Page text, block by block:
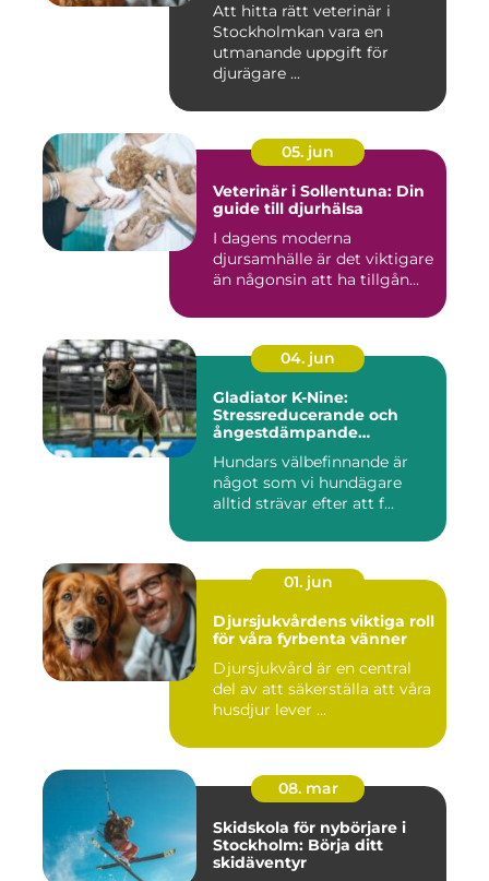
Att hitta rätt veterinär i
Stockholmkan vara en
utmanande uppgift för
djurägare ...
05. jun
Veterinär i Sollentuna: Din
guide till djurhälsa
I dagens moderna
djursamhälle är det viktigare
än någonsin att ha tillgån...
04. jun
Gladiator K-Nine:
Stressreducerande och
ångestdämpande
Hundars välbefinnande är
något som vi hundägare
alltid strävar efter att f...
01. jun
Djursjukvårdens viktiga roll
för våra fyrbenta vänner
Djursjukvård är en central
del av att säkerställa att våra
husdjur lever ...
08. mar
Skidskola för nybörjare i
Stockholm: Börja ditt
skidäventyr